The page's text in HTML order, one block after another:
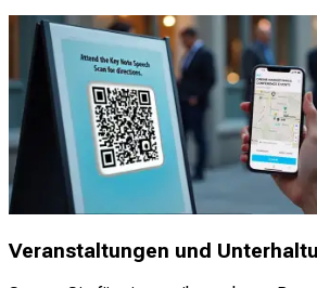
Veranstaltungen und